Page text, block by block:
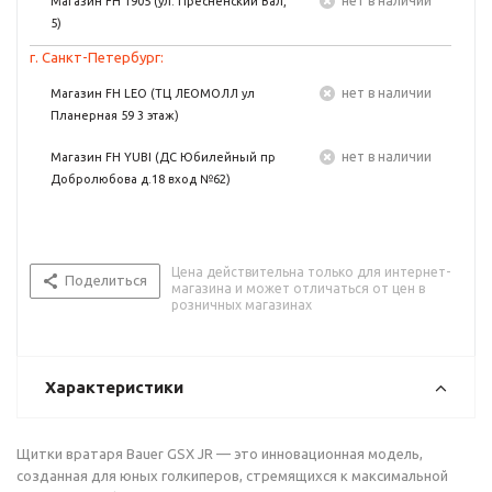
5)
г. Санкт-Петербург:
Магазин FH LEO (ТЦ ЛЕОМОЛЛ ул
Планерная 59 3 этаж)
Нет в наличии
Магазин FH YUBI (ДС Юбилейный пр
Добролюбова д.18 вход №62)
Нет в наличии
Поделиться
Цена действительна только для интернет-
магазина и может отличаться от цен в
розничных магазинах
Характеристики
Щитки вратаря Bauer GSX JR — это инновационная модель,
созданная для юных голкиперов, стремящихся к максимальной